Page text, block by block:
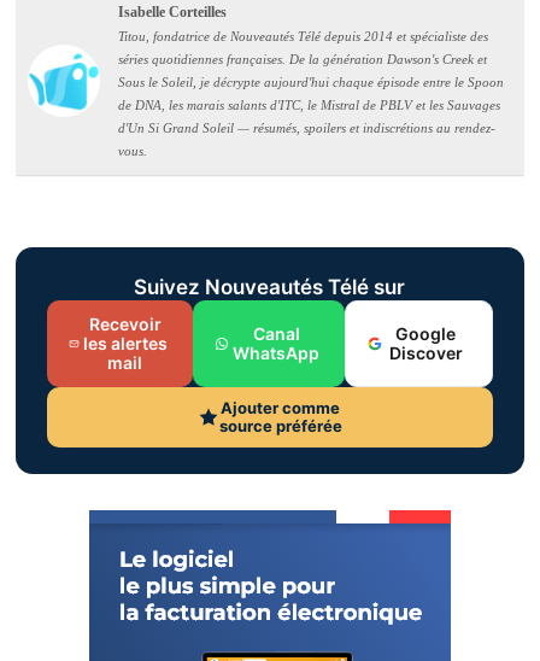
Isabelle Corteilles
Titou, fondatrice de Nouveautés Télé depuis 2014 et spécialiste des
séries quotidiennes françaises. De la génération Dawson's Creek et
Sous le Soleil, je décrypte aujourd'hui chaque épisode entre le Spoon
de DNA, les marais salants d'ITC, le Mistral de PBLV et les Sauvages
d'Un Si Grand Soleil — résumés, spoilers et indiscrétions au rendez-
vous.
Suivez Nouveautés Télé sur
Recevoir
les alertes
mail
Canal
WhatsApp
Google
Discover
Ajouter comme
source préférée